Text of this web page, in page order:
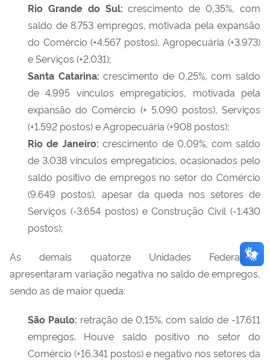
Rio Grande do Sul: crescimento de 0,35%, com
saldo de 8.753 empregos, motivada pela expansão
do Comércio (+4.567 postos), Agropecuária (+3.973)
e Serviços (+2.031);
Santa Catarina: crescimento de 0,25%, com saldo
de 4.995 vínculos empregatícios, motivada pela
expansão do Comércio (+ 5.090 postos), Serviços
(+1.592 postos) e Agropecuária (+908 postos);
Rio de Janeiro: crescimento de 0,09%, com saldo
de 3.038 vínculos empregatícios, ocasionados pelo
saldo positivo de empregos no setor do Comércio
(9.649 postos), apesar da queda nos setores de
Serviços (-3.654 postos) e Construção Civil (-1.430
postos);
As demais quatorze Unidades Federativas
apresentaram variação negativa no saldo de empregos,
sendo as de maior queda:
São Paulo: retração de 0,15%, com saldo de -17.611
empregos. Houve saldo positivo no setor do
Comércio (+16.341 postos) e negativo nos setores da